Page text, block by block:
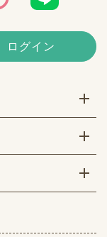
ログイン